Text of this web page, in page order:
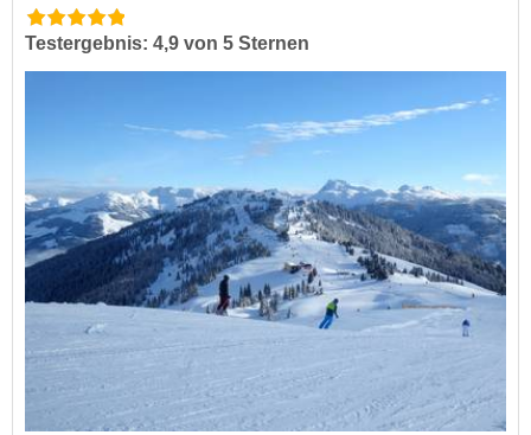
Testergebnis: 4,9 von 5 Sternen